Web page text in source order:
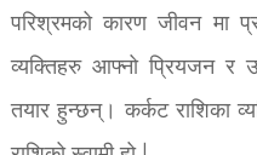
परिश्रमको कारण जीवन मा
व्यक्तिहरु आफ्नो प्रियजन र
तयार हुन्छन्। कर्कट राशिका